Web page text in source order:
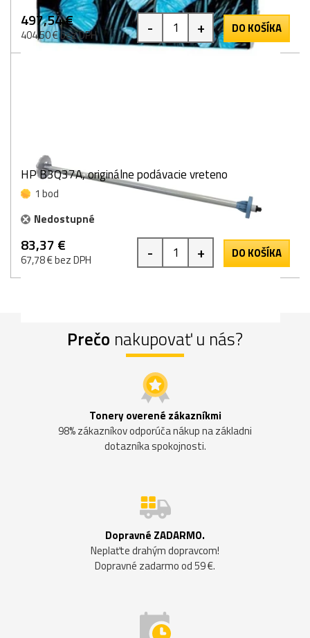
497,54 €
404,50 € bez DPH - + DO KOŠÍKA
HP B3Q37A, originálne podávacie vreteno
1 bod
Nedostupné
83,37 €
67,78 € bez DPH - + DO KOŠÍKA
Prečo nakupovať u nás?
Tonery overené zákazníkmi
98% zákazníkov odporúča nákup na základni
dotazníka spokojnosti.
Dopravné ZADARMO.
Neplaťte drahým dopravcom!
Dopravné zadarmo od 59 €.